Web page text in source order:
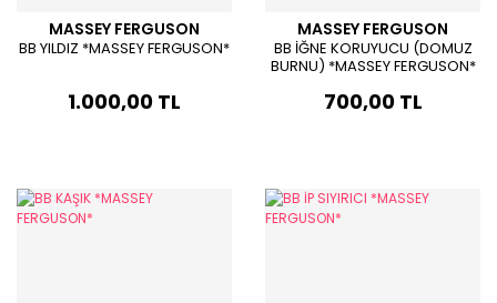
MASSEY FERGUSON
BB YILDIZ *MASSEY FERGUSON*
1.000,00 TL
MASSEY FERGUSON
BB İĞNE KORUYUCU (DOMUZ
BURNU) *MASSEY FERGUSON*
700,00 TL